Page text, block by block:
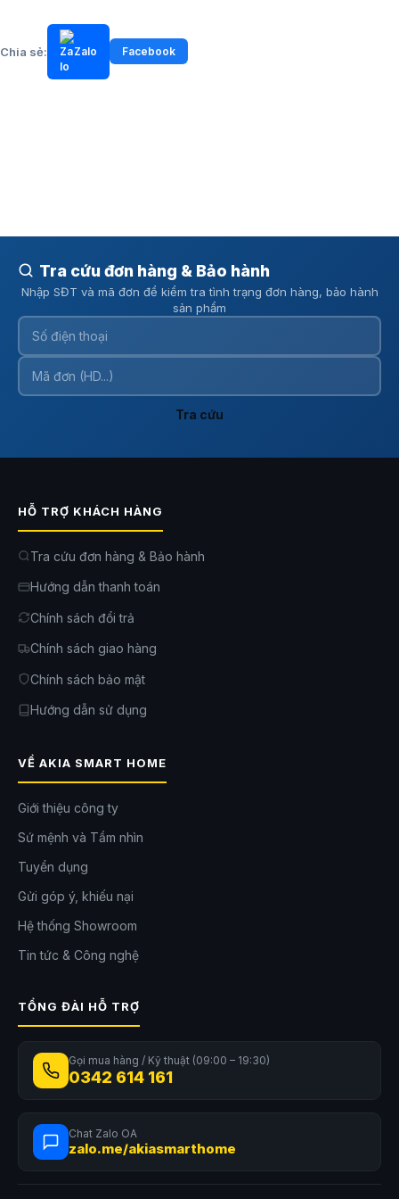
Chia sẻ: Zalo Facebook
Công nghệ FlexiArm làm sạch sát mép tường và góc
khuất
Giẻ lau mở rộng kết hợp chổi cạnh FlexiArm giúp tăng phạm vi tiếp cận
tường, góc phòng hoặc khu vực quanh đồ nội thất đều được làm sạch
bộ ngôi nhà.
4.5cm + 4.3cm
3.0 tiên tiến. Robot có khả năng vượt qua ngưỡng kép lên tới 4.5cm +
4.3cm, giúp di chuyển linh hoạt giữa các khu vực có độ cao khác
Hệ thống thuật toán thông minh sẽ tự phân tích, ghi nhớ và lựa chọn
phương án vượt chướng ngại hiệu quả nhất. Điều này giúp quá trình
Tra cứu đơn hàng & Bảo hành
Nhập SĐT và mã đơn để kiểm tra tình trạng đơn hàng, bảo hành
sản phẩm
Tra cứu
HỖ TRỢ KHÁCH HÀNG
Tra cứu đơn hàng & Bảo hành
Hướng dẫn thanh toán
Chính sách đổi trả
Chính sách giao hàng
Chính sách bảo mật
Hướng dẫn sử dụng
VỀ AKIA SMART HOME
Giới thiệu công ty
Sứ mệnh và Tầm nhìn
Tuyển dụng
Gửi góp ý, khiếu nại
Hệ thống Showroom
Tin tức & Công nghệ
TỔNG ĐÀI HỖ TRỢ
Gọi mua hàng / Kỹ thuật (09:00 – 19:30)
0342 614 161
Chat Zalo OA
zalo.me/akiasmarthome